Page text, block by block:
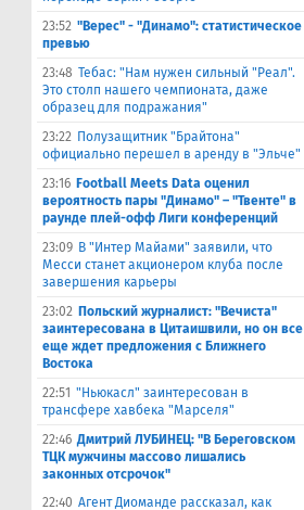
23:52 "Верес" - "Динамо": статистическое
превью
23:48 Тебас: "Нам нужен сильный "Реал".
Это столп нашего чемпионата, даже
образец для подражания"
23:22 Полузащитник "Брайтона"
официально перешел в аренду в "Эльче"
23:16 Football Meets Data оценил
вероятность пары "Динамо" – "Твенте" в
раунде плей-офф Лиги конференций
23:09 В "Интер Майами" заявили, что
Месси станет акционером клуба после
завершения карьеры
23:02 Польский журналист: "Вечиста"
заинтересована в Цитаишвили, но он все
еще ждет предложения с Ближнего
Востока
22:51 "Ньюкасл" заинтересован в
трансфере хавбека "Марселя"
22:46 Дмитрий ЛУБИНЕЦ: "В Береговском
ТЦК мужчины массово лишались
законных отсрочок"
22:40 Агент Диоманде рассказал, как